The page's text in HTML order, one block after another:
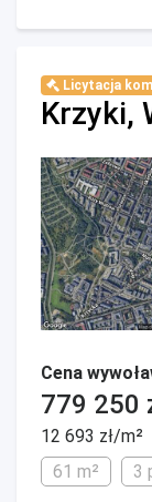
Licytacja
Krzyki,
Cena
779 250
12 693 zł/m²
61 m²
3